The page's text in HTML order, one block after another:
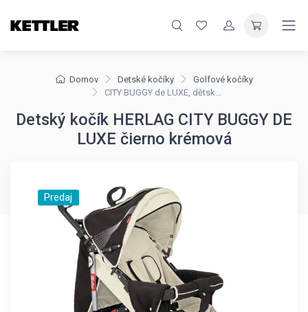
Domov Detské kočíky
Golfové kočíky
CITY BUGGY de LUXE, dětský skládací kočárek HERLAG
Detský kočík HERLAG CITY BUGGY DE
LUXE čierno krémová
Predaj